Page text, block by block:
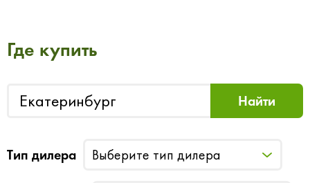
Где купить
Тип дилера Выберите тип дилера